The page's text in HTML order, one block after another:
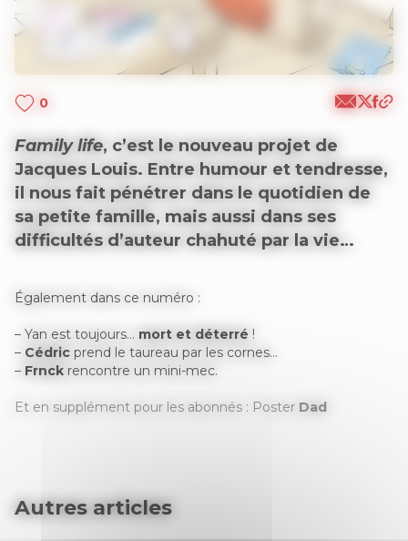
0
Family life, c’est le nouveau projet de
Jacques Louis. Entre humour et tendresse,
il nous fait pénétrer dans le quotidien de
sa petite famille, mais aussi dans ses
difficultés d’auteur chahuté par la vie…
Également dans ce numéro :
– Yan est toujours… mort et déterré !
– Cédric prend le taureau par les cornes…
– Frnck rencontre un mini-mec.
Et en supplément pour les abonnés : Poster Dad
Autres articles